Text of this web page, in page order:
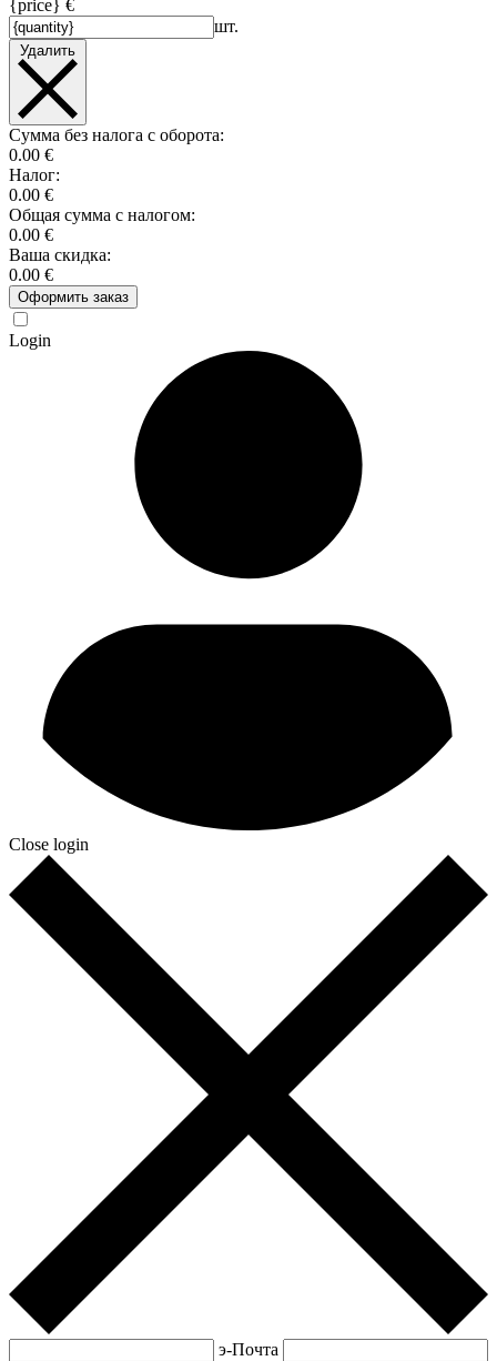
{price} €
шт.
Удалить
Сумма без налога с оборота:
0.00 €
Налог:
0.00 €
Общая сумма с налогом:
0.00 €
Ваша скидка:
0.00 €
Оформить заказ
Login
Close login
э-Почта